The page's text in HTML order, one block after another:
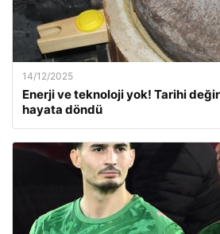
14/12/2025
Enerji ve teknoloji yok! Tarihi
hayata döndü